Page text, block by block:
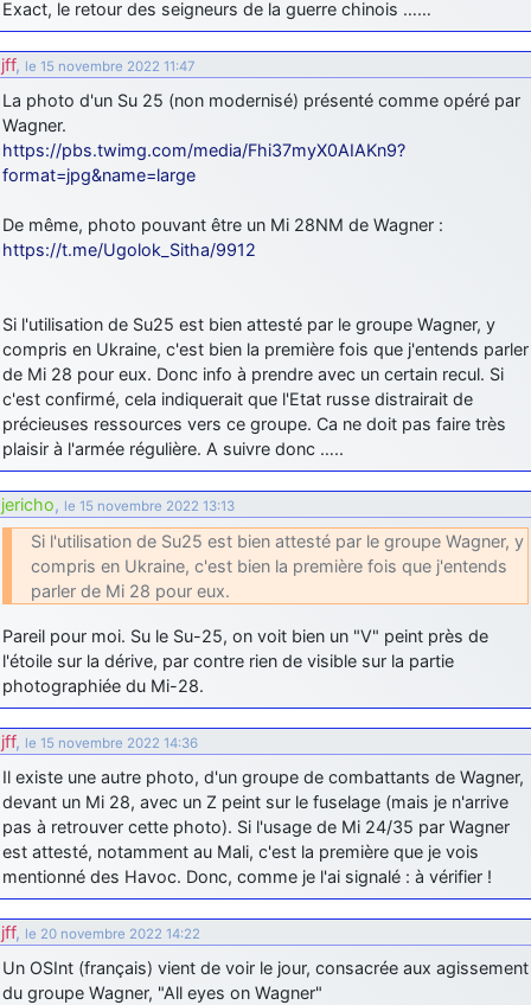
Exact, le retour des seigneurs de la guerre chinois ……
jff, le 15 novembre 2022 11:47
La photo d'un Su 25 (non modernisé) présenté comme opéré par
Wagner.
https://pbs.twimg.com/media/Fhi37myX0AIAKn9?
format=jpg&name=large
De même, photo pouvant être un Mi 28NM de Wagner :
https://t.me/Ugolok_Sitha/9912
Si l'utilisation de Su25 est bien attesté par le groupe Wagner, y
compris en Ukraine, c'est bien la première fois que j'entends parler
de Mi 28 pour eux. Donc info à prendre avec un certain recul. Si
c'est confirmé, cela indiquerait que l'Etat russe distrairait de
précieuses ressources vers ce groupe. Ca ne doit pas faire très
plaisir à l'armée régulière. A suivre donc …..
jericho, le 15 novembre 2022 13:13
Si l'utilisation de Su25 est bien attesté par le groupe Wagner, y
compris en Ukraine, c'est bien la première fois que j'entends
parler de Mi 28 pour eux.
Pareil pour moi. Su le Su-25, on voit bien un "V" peint près de
l'étoile sur la dérive, par contre rien de visible sur la partie
photographiée du Mi-28.
jff, le 15 novembre 2022 14:36
Il existe une autre photo, d'un groupe de combattants de Wagner,
devant un Mi 28, avec un Z peint sur le fuselage (mais je n'arrive
pas à retrouver cette photo). Si l'usage de Mi 24/35 par Wagner
est attesté, notamment au Mali, c'est la première que je vois
mentionné des Havoc. Donc, comme je l'ai signalé : à vérifier !
jff, le 20 novembre 2022 14:22
Un OSInt (français) vient de voir le jour, consacrée aux agissement
du groupe Wagner, "All eyes on Wagner"